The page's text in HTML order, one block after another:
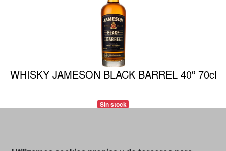
WHISKY JAMESON BLACK BARREL 40º 70cl
Sin stock